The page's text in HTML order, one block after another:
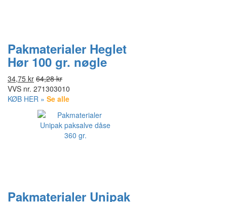
Pakmaterialer Heglet
Hør 100 gr. nøgle
34,75 kr 64,28 kr
VVS nr. 271303010
KØB HER » Se alle
Pakmaterialer Unipak